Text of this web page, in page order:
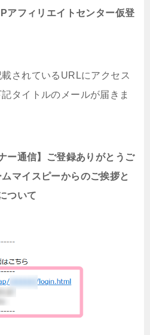
アフィリエイトセンター仮登
されているURLにアクセス
タイトルのメールが届きま
ー通信】ご登録ありがとうご
マイスピーからのご挨拶と
ついて